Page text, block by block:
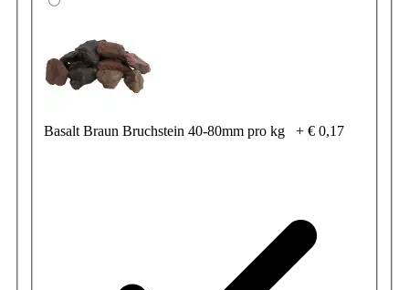
Basalt Braun Bruchstein 40-80mm pro kg + € 0,17